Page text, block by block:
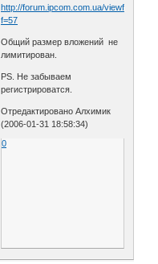
http://forum.ipcom.com.ua/
f=57
Общий размер вложений не
лимитирован.
PS. Не забываем
регистрироватся.
Отредактировано Алхимик
(2006-01-31 18:58:34)
0